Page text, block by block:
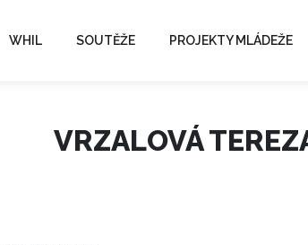
WHIL SOUTĚŽE PROJEKTY MLÁDEŽE
VRZALOVÁ